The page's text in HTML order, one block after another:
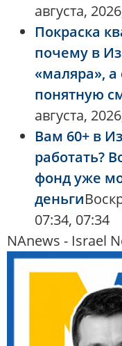
августа,
Покраска
почему в
«маляра», а
понятную
августа,
Вам 60+ в
работать?
фонд уже
деньги
07:34, 07:34
NAnews - Israel